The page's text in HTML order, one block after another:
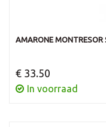
AMARONE MONTRESOR
€ 33.50
In voorraad